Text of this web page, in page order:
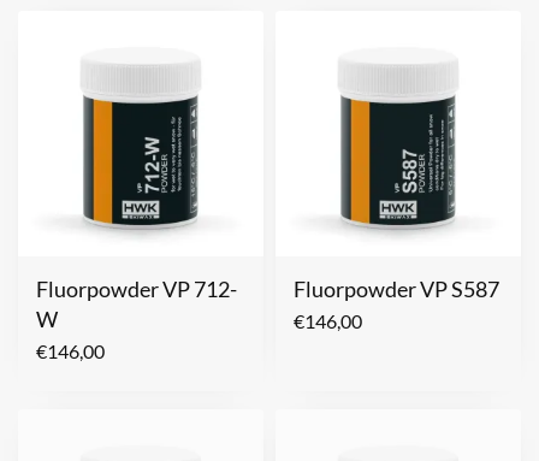
Fluorpowder VP 712-
W
€146,00
Fluorpowder VP S587
€146,00